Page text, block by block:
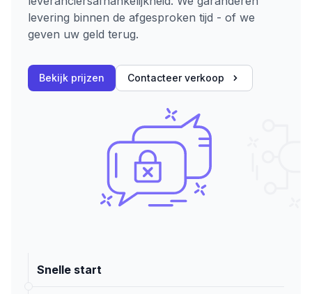
levering binnen de afgesproken tijd - of we
geven uw geld terug.
Bekijk prijzen Contacteer verkoop
Snelle start